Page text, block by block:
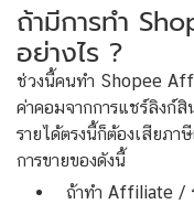
ถ้ามีการทำ
อย่างไร ?
ช่วงนี้คนทำ Shopee
ค่าคอมจากการแชร์ลิงก์สิ
รายได้ตรงนี้ก็ต้องเสียภา
การขายของดังนี้
ถ้าทำ Affiliate /